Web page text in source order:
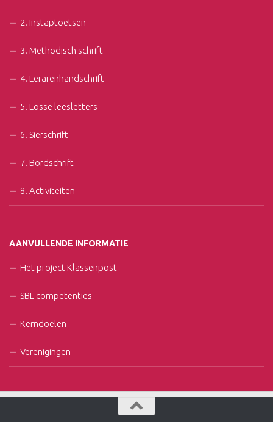
2. Instaptoetsen
3. Methodisch schrift
4. Lerarenhandschrift
5. Losse leesletters
6. Sierschrift
7. Bordschrift
8. Activiteiten
AANVULLENDE INFORMATIE
Het project Klassenpost
SBL competenties
Kerndoelen
Verenigingen